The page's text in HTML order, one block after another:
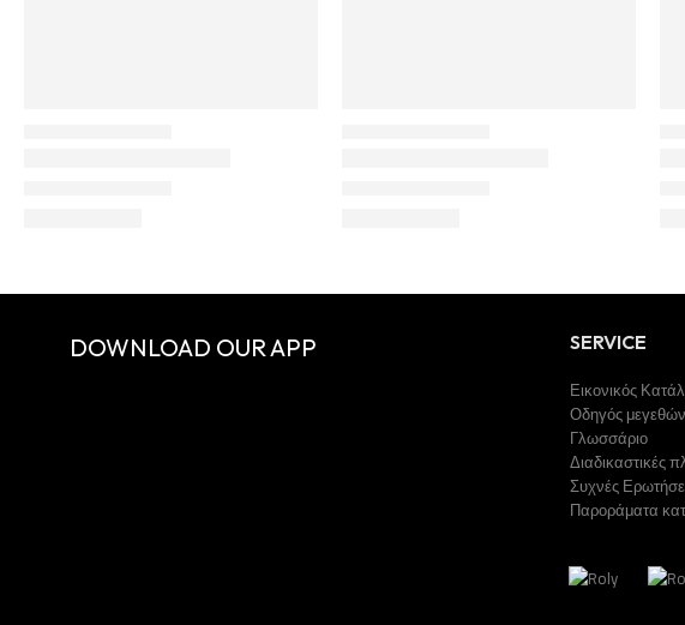
DOWNLOAD OUR APP SERVICE
Εικονικός
Οδηγός μεγεθών
Γλωσσάριο
Διαδικαστικές
Συχνές
Παροράματα